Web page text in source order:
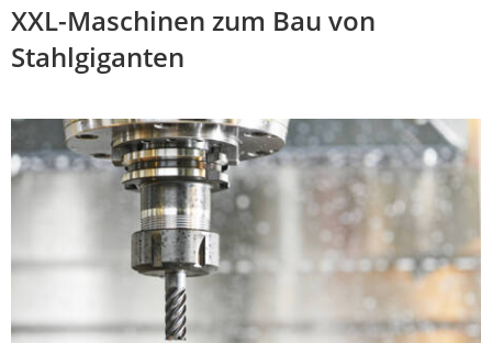
XXL-Maschinen zum Bau von
Stahlgiganten